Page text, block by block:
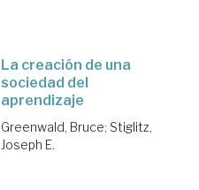
La creación de una
sociedad del
aprendizaje
Greenwald, Bruce; Stiglitz,
Joseph E.